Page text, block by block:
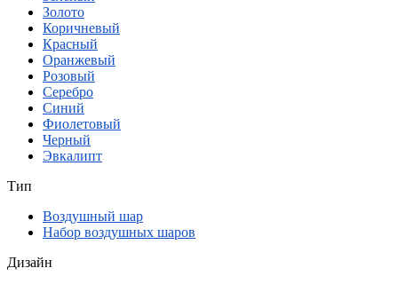
Золото
Коричневый
Красный
Оранжевый
Розовый
Серебро
Синий
Фиолетовый
Черный
Эвкалипт
Тип
Воздушный шар
Набор воздушных шаров
Дизайн